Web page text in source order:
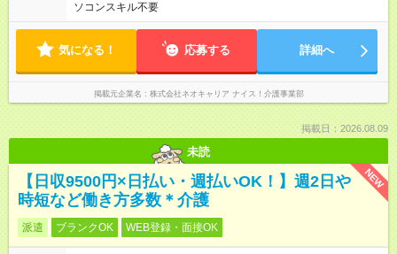
ソコンスキル不要
気になる！ 応募する 詳細へ
掲載元企業名 株式会社ネオキャリア ナイス！介護事業部
掲載日：2026.08.09
未読
NEW
【日収9500円×日払い・週払いOK！】週2日や
時短など働き方多数＊介護
派遣 ブランクOK WEB登録・面接OK